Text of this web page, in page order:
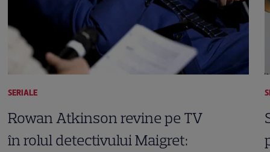
SERIALE
Rowan Atkinson revine pe TV
în rolul detectivului Maigret: